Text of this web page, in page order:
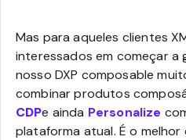
Mas para aqueles clientes
interessados em começar a
nosso DXP composable
combinar produtos
CDPe ainda Personalize
plataforma atual. É o melhor